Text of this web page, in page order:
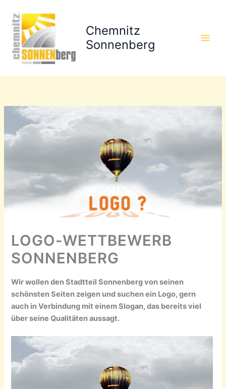
Inhalt
springen
Chemnitz
Sonnenberg
LOGO-WETTBEWERB
SONNENBERG
Wir wollen den Stadtteil Sonnenberg von seinen
schönsten Seiten zeigen und suchen ein Logo, gern
auch in Verbindung mit einem Slogan, das bereits viel
über seine Qualitäten aussagt.